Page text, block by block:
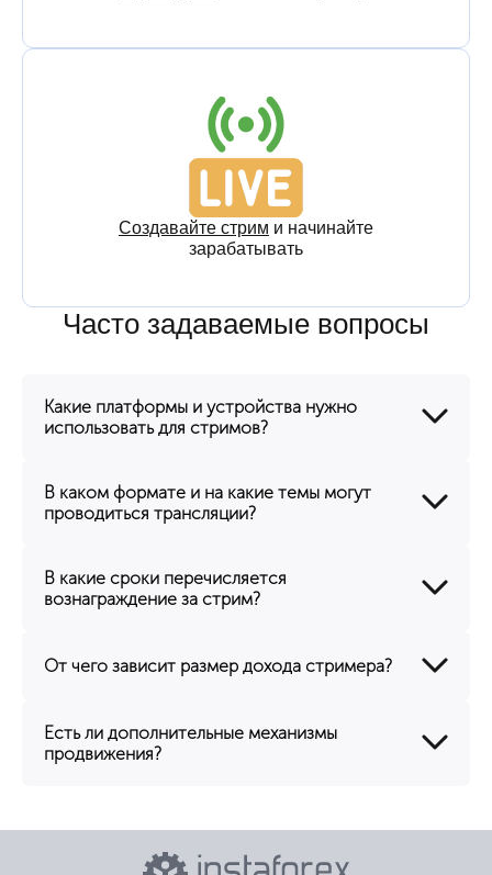
Создавайте стрим и начинайте
зарабатывать
Часто задаваемые вопросы
Какие платформы и устройства нужно
использовать для стримов?
В каком формате и на какие темы могут
проводиться трансляции?
В какие сроки перечисляется
вознаграждение за стрим?
От чего зависит размер дохода стримера?
Есть ли дополнительные механизмы
продвижения?